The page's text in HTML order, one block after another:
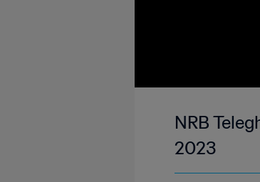
NRB
2023